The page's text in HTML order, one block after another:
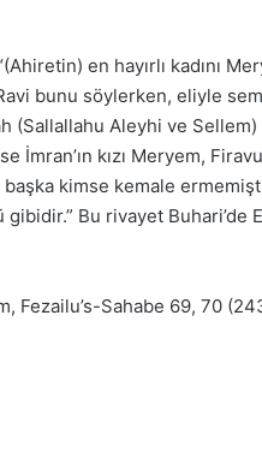
en hayırlı kadını
Ravi bunu söylerken, eliyle
(Sallallahu Aleyhi ve
kızı Meryem,
başka kimse kemale
Bu rivayet Buhari’de
Fezailu’s-Sahabe 69, 70